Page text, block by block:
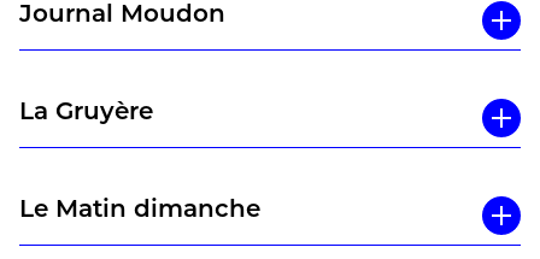
Journal Moudon
La Gruyère
Le Matin dimanche